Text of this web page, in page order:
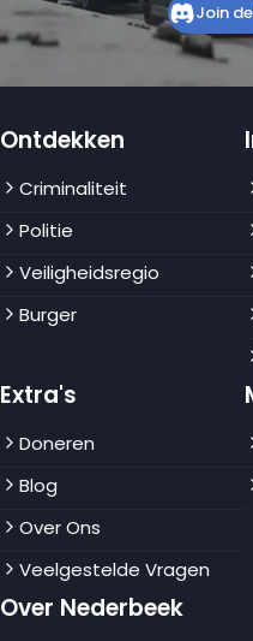
Join
Ontdekken
Criminaliteit
Politie
Veiligheidsregio
Burger
Extra's
Doneren
Blog
Over Ons
Veelgestelde Vragen
Over Nederbeek